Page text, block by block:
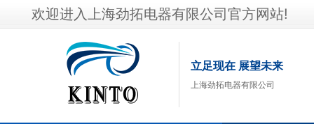
欢迎进入上海劲拓电器有限公司官方网站!
立足现在 展望未来
上海劲拓电器有限公司